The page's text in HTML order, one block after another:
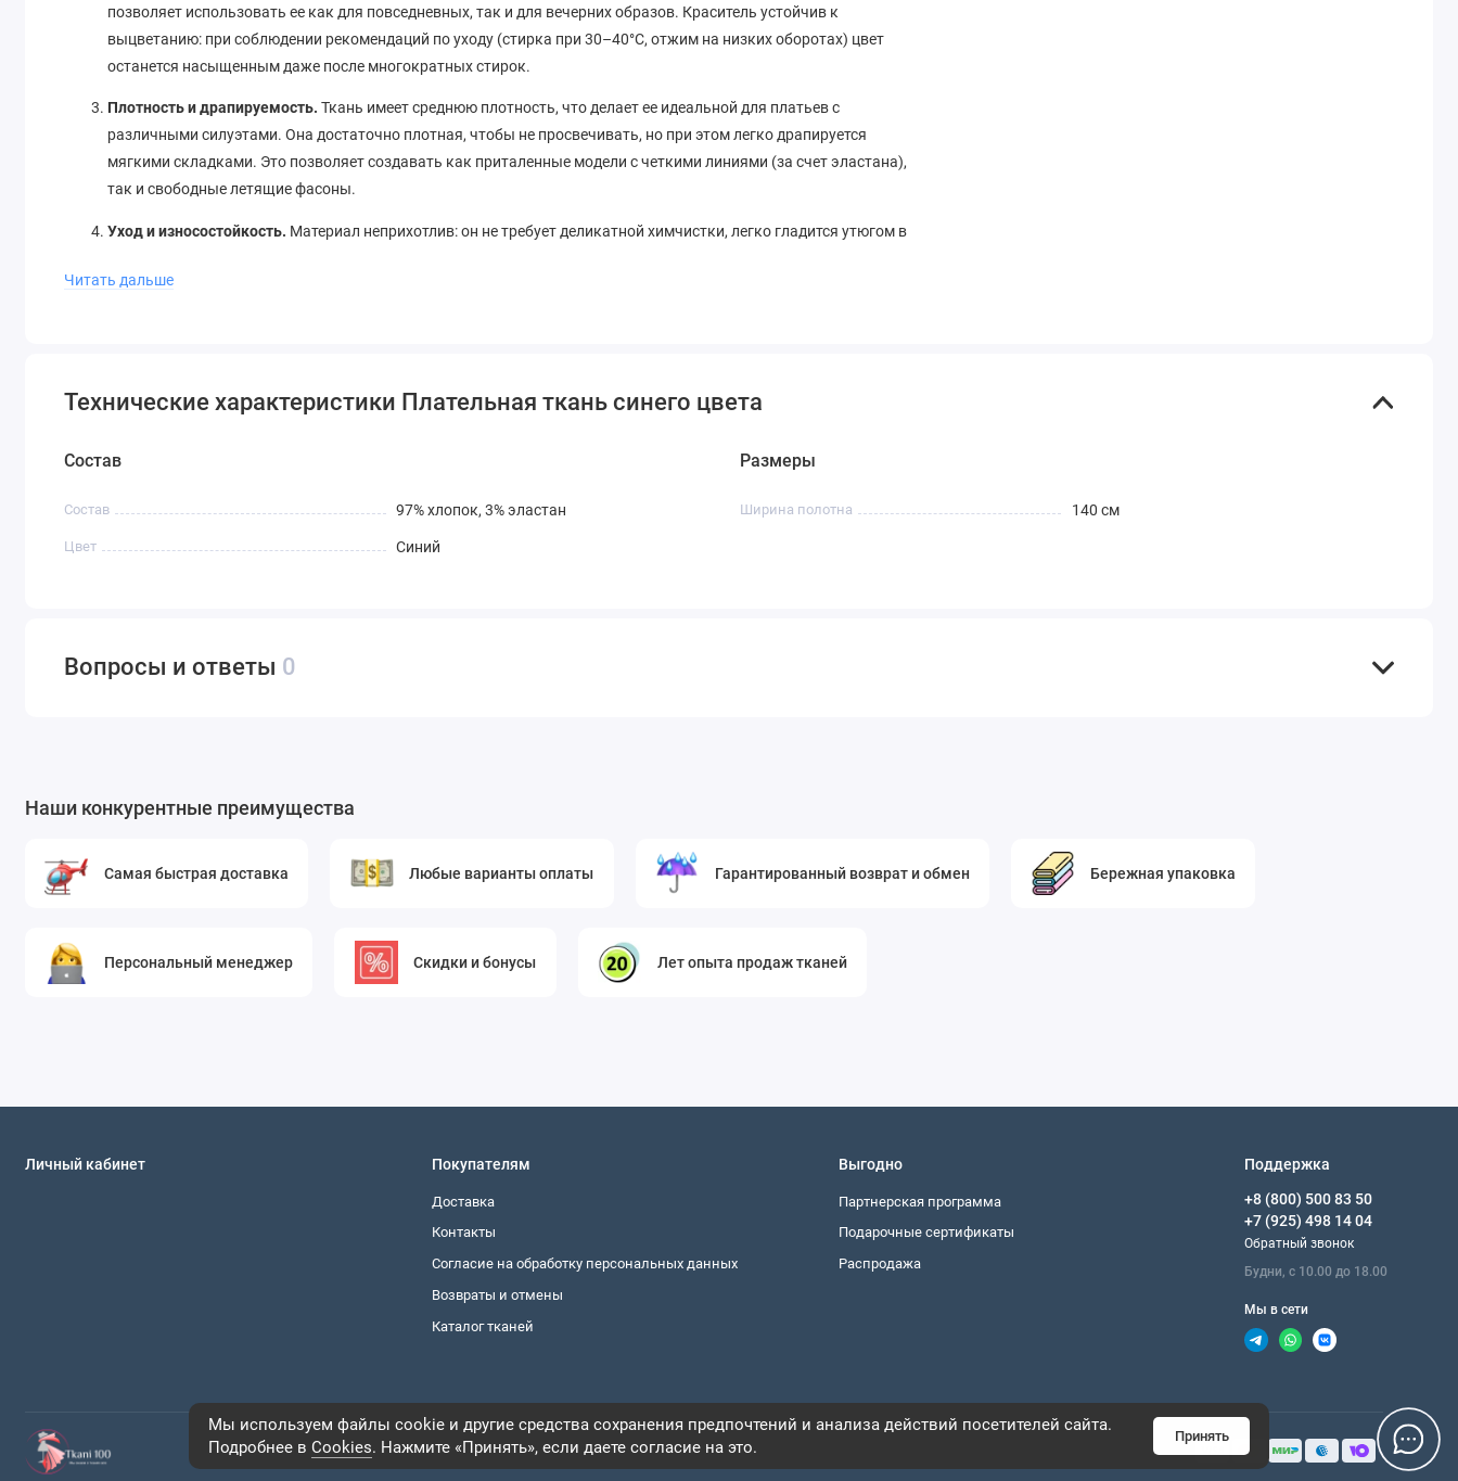
позволяет использовать ее как для повседневных, так и для вечерних образов. Краситель устойчив к
выцветанию: при соблюдении рекомендаций по уходу (стирка при 30–40°C, отжим на низких оборотах) цвет
останется насыщенным даже после многократных стирок.
Плотность и драпируемость. Ткань имеет среднюю плотность, что делает ее идеальной для платьев с
различными силуэтами. Она достаточно плотная, чтобы не просвечивать, но при этом легко драпируется
мягкими складками. Это позволяет создавать как приталенные модели с четкими линиями (за счет эластана),
так и свободные летящие фасоны.
Уход и износостойкость. Материал неприхотлив: он не требует деликатной химчистки, легко гладится утюгом в
первоначальный вид изделия на протяжении долгого времени.
Платья.Это основное назначение ткани. Вы можете сшить:
Повседневные платья-футляры, которые идеально сядут по фигуре благодаря эластану.
Блузы и рубашки.
Детская одежда.
Гипоаллергенный хлопок безопасен для детей. Вы можете сшить платьица для девочек,
Пижамы, ночные сорочки или халаты из этой ткани будут дарить комфорт и свободу
Почему стоит выбрать эту ткань в нашем интернет-магазине тканей для одежды и мебели с доставкой по России?
Ткань продается от 1 метра, что удобно для небольших проектов или тестовых образцов.
рулон от загрязнений и повреждений при транспортировке.
Не использовать отбеливатели и агрессивные пятновыводители.
Гладить с изнаночной стороны в режиме «хлопок» или при средней температуре утюга.
качество – выбирайте наш интернет-магазин тканей для одежды и мебели с доставкой по России.
Читать дальше
Технические характеристики Плательная ткань синего цвета
Состав
Состав 97% хлопок, 3% эластан
Цвет Синий
Размеры
Ширина полотна 140 см
Вопросы и ответы 0
Наши конкурентные преимущества
Самая быстрая доставка Любые варианты оплаты Гарантированный возврат и обмен Бережная упаковка
Персональный менеджер Скидки и бонусы Лет опыта продаж тканей
Мы используем файлы cookie и другие средства сохранения предпочтений и анализа действий посетителей сайта.
Подробнее в Cookies. Нажмите «Принять», если даете согласие на это.
Принять
Личный кабинет Покупателям
Доставка
Контакты
Согласие на обработку персональных данных
Возвраты и отмены
Каталог тканей
Выгодно
Партнерская программа
Подарочные сертификаты
Распродажа
Поддержка
+8 (800) 500 83 50
+7 (925) 498 14 04
Обратный звонок
Будни, с 10.00 до 18.00
Мы в сети
Интернет-магазин Ткани-100, 2026